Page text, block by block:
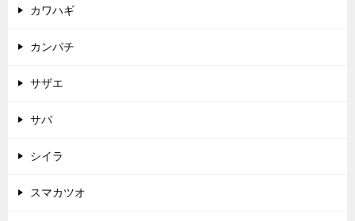
カワハギ
カンパチ
サザエ
サバ
シイラ
スマカツオ